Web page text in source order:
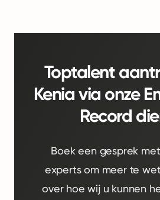
Toptalent
Kenia via onze
Record
Boek een gesprek
experts om meer te
over hoe wij u kunnen